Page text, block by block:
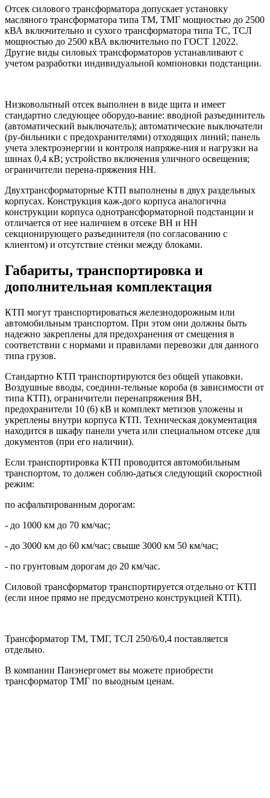
Отсек силового трансформатора допускает установку
масляного трансформатора типа ТМ, ТМГ мощностью до 2500
кВА включительно и сухого трансформатора типа ТС, ТСЛ
мощностью до 2500 кВА включительно по ГОСТ 12022.
Другие виды силовых трансформаторов устанавливают с
учетом разработки индивидуальной компоновки подстанции.
Низковольтный отсек выполнен в виде щита и имеет
стандартно следующее оборудо-вание: вводной разъединитель
(автоматический выключатель); автоматические выключатели
(ру-бильники с предохранителями) отходящих линий; панель
учета электроэнергии и контроля напряже-ния и нагрузки на
шинах 0,4 кВ; устройство включения уличного освещения;
ограничители перена-пряжения НН.
Двухтрансформаторные КТП выполнены в двух раздельных
корпусах. Конструкция каж-дого корпуса аналогична
конструкции корпуса однотрансформаторной подстанции и
отличается от нее наличием в отсеке ВН и НН
секционирующего разъединителя (по согласованию с
клиентом) и отсутствие стенки между блоками.
Габариты, транспортировка и
дополнительная комплектация
КТП могут транспортироваться железнодорожным или
автомобильным транспортом. При этом они должны быть
надежно закреплены для предохранения от смещения в
соответствии с нормами и правилами перевозки для данного
типа грузов.
Стандартно КТП транспортируются без общей упаковки.
Воздушные вводы, соедини-тельные короба (в зависимости от
типа КТП), ограничители перенапряжения ВН,
предохранители 10 (6) кВ и комплект метизов уложены и
укреплены внутри корпуса КТП. Техническая документация
находится в шкафу панели учета или специальном отсеке для
документов (при его наличии).
Если транспортировка КТП проводится автомобильным
транспортом, то должен соблю-даться следующий скоростной
режим:
по асфальтированным дорогам:
- до 1000 км до 70 км/час;
- до 3000 км до 60 км/час; свыше 3000 км 50 км/час;
- по грунтовым дорогам до 20 км/час.
Силовой трансформатор транспортируется отдельно от КТП
(если иное прямо не предусмотрено конструкцией КТП).
Трансформатор ТМ, ТМГ, ТСЛ 250/6/0,4 поставляется
отдельно.
В компании Панэнергомет вы можете приобрести
трансформатор ТМГ по выодным ценам.